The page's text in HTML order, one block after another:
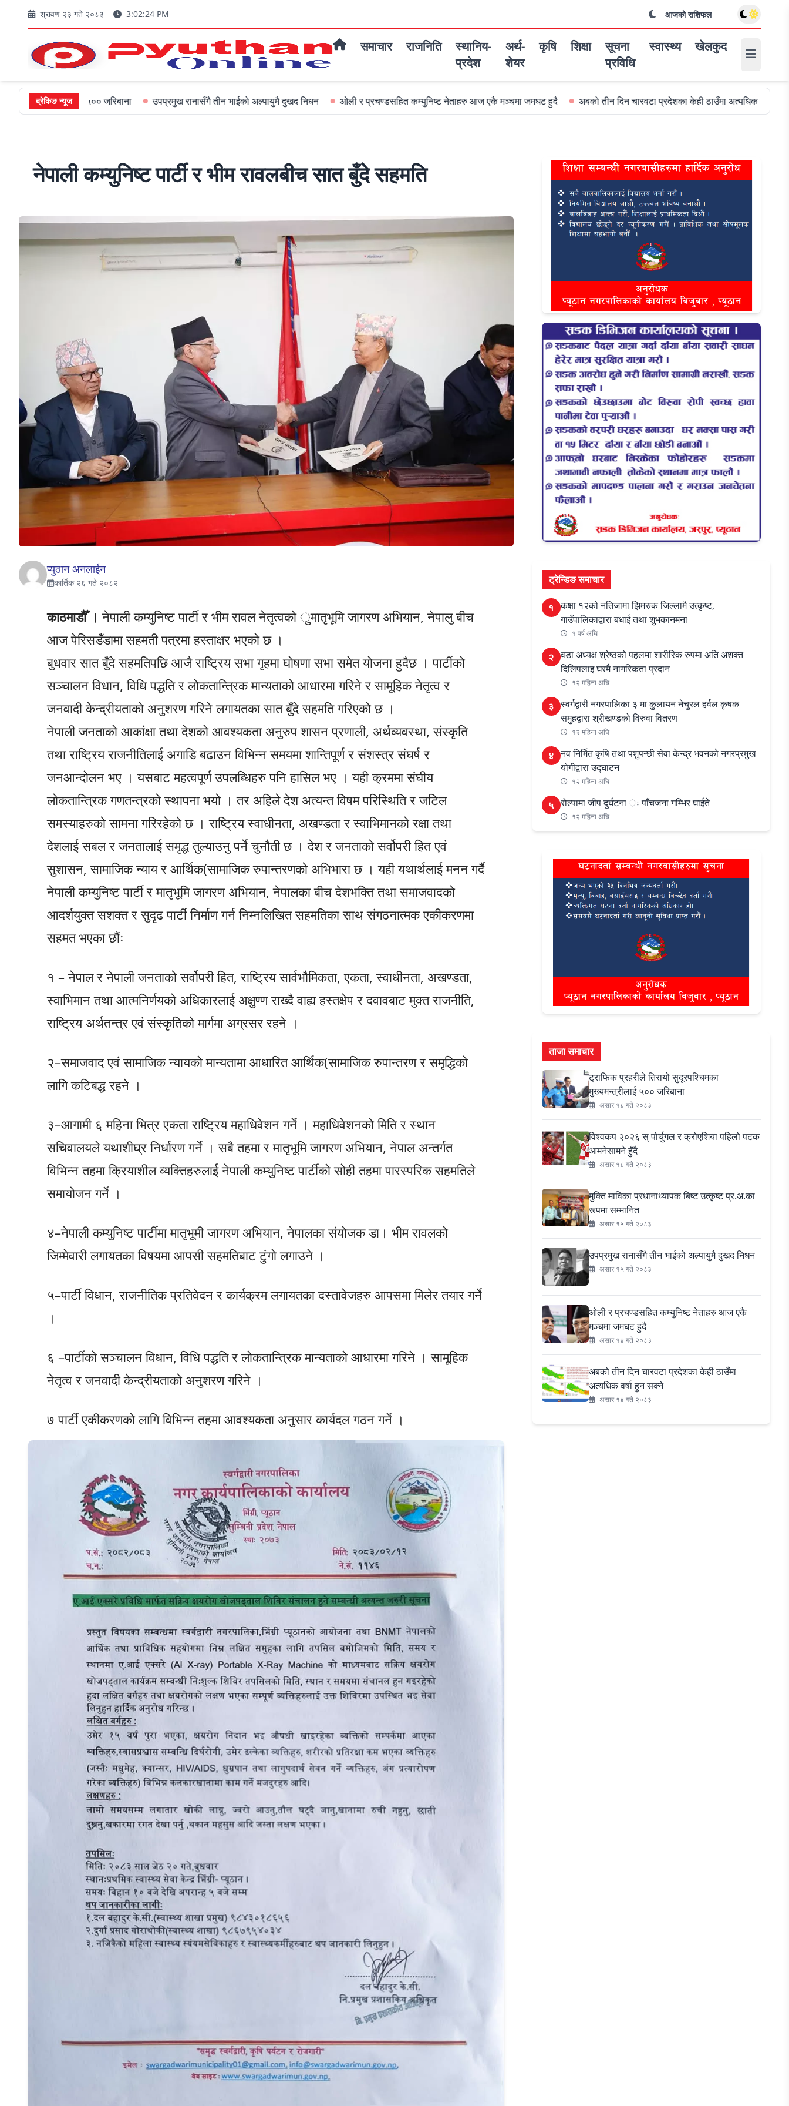
श्रावण २३ गते २०८३ 3:02:25 PM आजको राशिफल
समाचार राजनिति
स्थानिय-
प्रदेश
अर्थ-
शेयर
कृषि शिक्षा
सूचना
प्रविधि
स्वास्थ्य खेलकुद
ब्रेकिङ न्यूज
५०० जरिबाना उपप्रमुख रानासँगै तीन भाईको अल्पायुमै दुखद निधन ओली र प्रचण्डसहित कम्युनिष्ट नेताहरु आज एकै मञ्चमा जमघट हुदै अबको तीन दिन चारवटा प्रदेशका केही ठाउँमा अत्यधिक वर्षा हुन सक्ने
नेपाली कम्युनिष्ट पार्टी र भीम रावलबीच सात बुँदे सहमति
प्युठान अनलाईन
कार्तिक २६ गते २०८२
काठमाडौँ । नेपाली कम्युनिष्ट पार्टी र भीम रावल नेतृत्वको ुमातृभूमि जागरण अभियान, नेपालु बीच
आज पेरिसडँडामा सहमती पत्रमा हस्ताक्षर भएको छ ।
बुधवार सात बुँदे सहमतिपछि आजै राष्ट्रिय सभा गृहमा घोषणा सभा समेत योजना हुदैछ । पार्टीको
सञ्चालन विधान, विधि पद्धति र लोकतान्त्रिक मान्यताको आधारमा गरिने र सामूहिक नेतृत्व र
जनवादी केन्द्रीयताको अनुशरण गरिने लगायतका सात बुँदे सहमति गरिएको छ ।
नेपाली जनताको आकांक्षा तथा देशको आवश्यकता अनुरुप शासन प्रणाली, अर्थव्यवस्था, संस्कृति
तथा राष्ट्रिय राजनीतिलाई अगाडि बढाउन विभिन्न समयमा शान्तिपूर्ण र संशस्त्र संघर्ष र
जनआन्दोलन भए । यसबाट महत्वपूर्ण उपलब्धिहरु पनि हासिल भए । यही क्रममा संघीय
लोकतान्त्रिक गणतन्त्रको स्थापना भयो । तर अहिले देश अत्यन्त विषम परिस्थिति र जटिल
समस्याहरुको सामना गरिरहेको छ । राष्ट्रिय स्वाधीनता, अखण्डता र स्वाभिमानको रक्षा तथा
देशलाई सबल र जनतालाई समृद्ध तुल्याउनु पर्ने चुनौती छ । देश र जनताको सर्वोपरी हित एवं
सुशासन, सामाजिक न्याय र आर्थिक(सामाजिक रुपान्तरणको अभिभारा छ । यही यथार्थलाई मनन गर्दै
नेपाली कम्युनिष्ट पार्टी र मातृभूमि जागरण अभियान, नेपालका बीच देशभक्ति तथा समाजवादको
आदर्शयुक्त सशक्त र सुदृढ पार्टी निर्माण गर्न निम्नलिखित सहमतिका साथ संगठनात्मक एकीकरणमा
सहमत भएका छौंः
१ – नेपाल र नेपाली जनताको सर्वोपरी हित, राष्ट्रिय सार्वभौमिकता, एकता, स्वाधीनता, अखण्डता,
स्वाभिमान तथा आत्मनिर्णयको अधिकारलाई अक्षुण्ण राख्दै वाह्य हस्तक्षेप र दवावबाट मुक्त राजनीति,
राष्ट्रिय अर्थतन्त्र एवं संस्कृतिको मार्गमा अग्रसर रहने ।
२–समाजवाद एवं सामाजिक न्यायको मान्यतामा आधारित आर्थिक(सामाजिक रुपान्तरण र समृद्धिको
लागि कटिबद्ध रहने ।
३–आगामी ६ महिना भित्र एकता राष्ट्रिय महाधिवेशन गर्ने । महाधिवेशनको मिति र स्थान
सचिवालयले यथाशीघ्र निर्धारण गर्ने । सबै तहमा र मातृभूमि जागरण अभियान, नेपाल अन्तर्गत
विभिन्न तहमा क्रियाशील व्यक्तिहरुलाई नेपाली कम्युनिष्ट पार्टीको सोही तहमा पारस्परिक सहमतिले
समायोजन गर्ने ।
४–नेपाली कम्युनिष्ट पार्टीमा मातृभूमी जागरण अभियान, नेपालका संयोजक डा। भीम रावलको
जिम्मेवारी लगायतका विषयमा आपसी सहमतिबाट टुंगो लगाउने ।
५–पार्टी विधान, राजनीतिक प्रतिवेदन र कार्यक्रम लगायतका दस्तावेजहरु आपसमा मिलेर तयार गर्ने
।
६ –पार्टीको सञ्चालन विधान, विधि पद्धति र लोकतान्त्रिक मान्यताको आधारमा गरिने । सामूहिक
नेतृत्व र जनवादी केन्द्रीयताको अनुशरण गरिने ।
७ पार्टी एकीकरणको लागि विभिन्न तहमा आवश्यकता अनुसार कार्यदल गठन गर्ने ।
ट्रेन्डिङ समाचार
१ कक्षा १२को नतिजामा झिमरुक जिल्लामै उत्कृष्ट,
गाउँपालिकाद्वारा बधाई तथा शुभकानमना
१ वर्ष अघि
२ वडा अध्यक्ष श्रेष्ठको पहलमा शारीरिक रुपमा अति अशक्त
दिलिपलाइ घरमै नागरिकता प्रदान
१२ महिना अघि
३ स्वर्गद्वारी नगरपालिका ३ मा कुलायन नेचुरल हर्वल कृषक
समुहद्वारा श्रीखण्डको विरुवा वितरण
१२ महिना अघि
४ नव निर्मित कृषि तथा पशुपन्छी सेवा केन्द्र भवनको नगरप्रमुख
योगीद्वारा उद्घाटन
१२ महिना अघि
५ रोल्पामा जीप दुर्घटना ः पाँचजना गम्भिर घाईते
१२ महिना अघि
ताजा समाचार
ट्राफिक प्रहरीले तिरायो सुदूरपश्चिमका
मुख्यमन्त्रीलाई ५०० जरिबाना
असार १८ गते २०८३
विश्वकप २०२६ स् पोर्चुगल र क्रोएशिया पहिलो पटक
आमनेसामने हुँदै
असार १८ गते २०८३
मुक्ति माविका प्रधानाध्यापक बिष्ट उत्कृष्ट प्र.अ.का
रूपमा सम्मानित
असार १५ गते २०८३
उपप्रमुख रानासँगै तीन भाईको अल्पायुमै दुखद निधन
असार १५ गते २०८३
ओली र प्रचण्डसहित कम्युनिष्ट नेताहरु आज एकै
मञ्चमा जमघट हुदै
असार १४ गते २०८३
अबको तीन दिन चारवटा प्रदेशका केही ठाउँमा
अत्यधिक वर्षा हुन सक्ने
असार १४ गते २०८३